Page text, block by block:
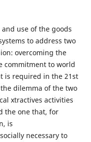
use of the goods
to address two
overcoming the
commitment to world
is required in the 21st
dilemma of the two
xtractives activities
the one that, for
is
necessary to